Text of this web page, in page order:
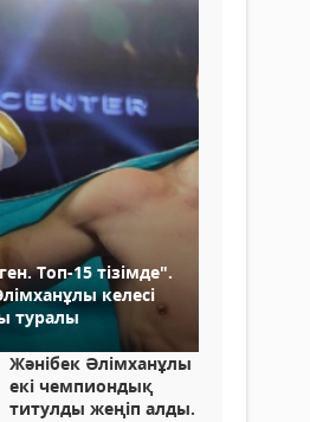
Топ-15 тізімде".
келесі
туралы
Жәнібек Әлімханұлы
екі чемпиондық
титулды жеңіп алды.